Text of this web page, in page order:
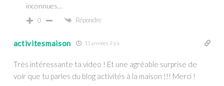
inconnues…
0 Répondre
activitesmaison 11 années il y a
Très intéressante ta video ! Et une agréable surprise de
voir que tu parles du blog activités à la maison !!! Merci !